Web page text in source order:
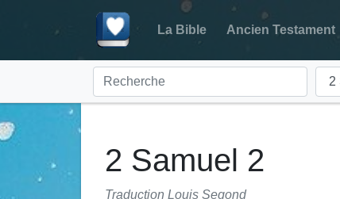
La Bible Ancien Testament
2 Samuel 2
Traduction Louis Segond